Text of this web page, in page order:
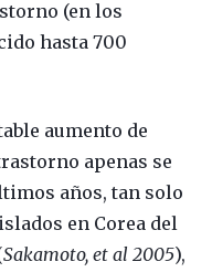
(en los
hasta 700
aumento de
apenas se
años, tan solo
en Corea del
Sakamoto, et al 2005),